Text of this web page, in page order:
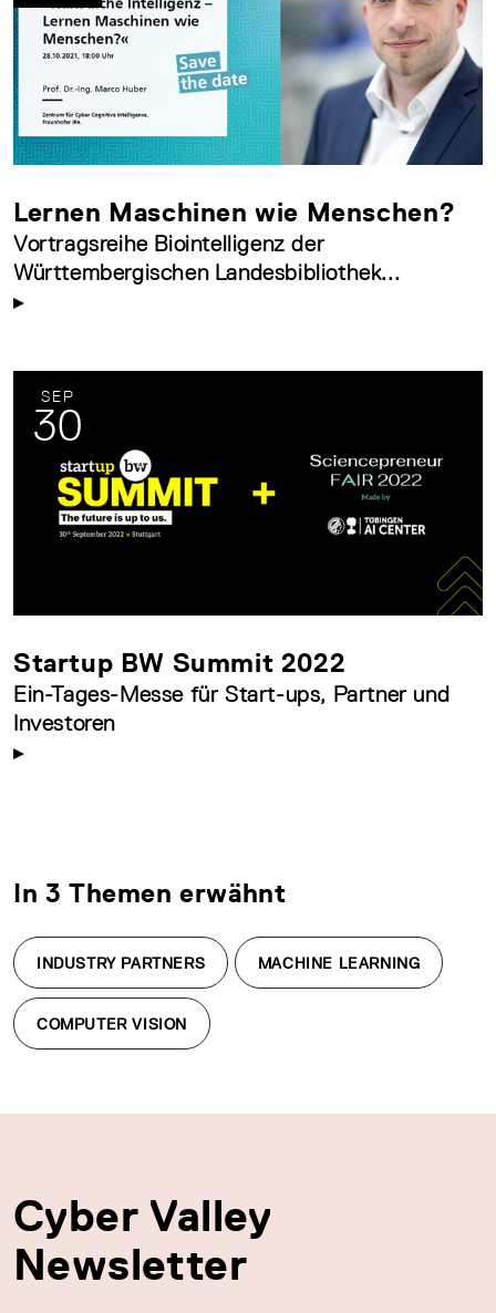
Lernen Maschinen wie Menschen?
Vortragsreihe Biointelligenz der
Württembergischen Landesbibliothek...
SEP
30
Startup BW Summit 2022
Ein-Tages-Messe für Start-ups, Partner und
Investoren
In 3 Themen erwähnt
INDUSTRY PARTNERS MACHINE LEARNING
COMPUTER VISION
Cyber Valley
Newsletter